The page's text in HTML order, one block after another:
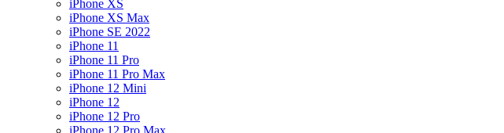
iPhone XS
iPhone XS Max
iPhone SE 2022
iPhone 11
iPhone 11 Pro
iPhone 11 Pro Max
iPhone 12 Mini
iPhone 12
iPhone 12 Pro
iPhone 12 Pro Max